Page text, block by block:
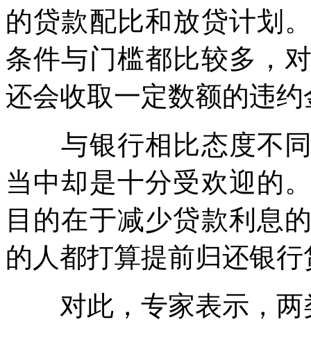
的贷款配比和放贷计划
条件与门槛都比较多，
还会收取一定数额的违约
与银行相比态度不同
当中却是十分受欢迎的
目的在于减少贷款利息
的人都打算提前归还银行
对此，专家表示，两